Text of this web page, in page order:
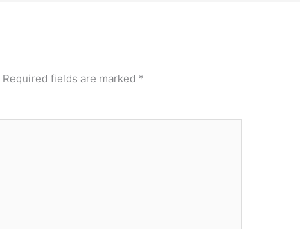
Required fields are marked *